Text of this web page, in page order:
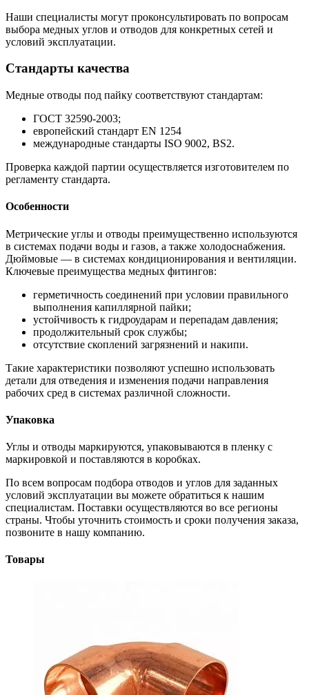
Наши специалисты могут проконсультировать по вопросам
выбора медных углов и отводов для конкретных сетей и
условий эксплуатации.
Стандарты качества
Медные отводы под пайку соответствуют стандартам:
ГОСТ 32590-2003;
европейский стандарт EN 1254
международные стандарты ISO 9002, BS2.
Проверка каждой партии осуществляется изготовителем по
регламенту стандарта.
Особенности
Метрические углы и отводы преимущественно используются
в системах подачи воды и газов, а также холодоснабжения.
Дюймовые — в системах кондиционирования и вентиляции.
Ключевые преимущества медных фитингов:
герметичность соединений при условии правильного
выполнения капиллярной пайки;
устойчивость к гидроударам и перепадам давления;
продолжительный срок службы;
отсутствие скоплений загрязнений и накипи.
Такие характеристики позволяют успешно использовать
детали для отведения и изменения подачи направления
рабочих сред в системах различной сложности.
Упаковка
Углы и отводы маркируются, упаковываются в пленку с
маркировкой и поставляются в коробках.
По всем вопросам подбора отводов и углов для заданных
условий эксплуатации вы можете обратиться к нашим
специалистам. Поставки осуществляются во все регионы
страны. Чтобы уточнить стоимость и сроки получения заказа,
позвоните в нашу компанию.
Товары